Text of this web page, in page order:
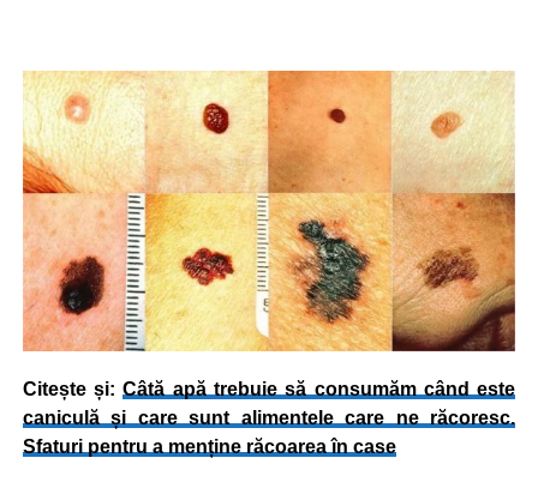
Citește și:Câtă apă trebuie să consumăm când este
caniculă și care sunt alimentele care ne răcoresc.
Sfaturi pentru a menține răcoarea în case